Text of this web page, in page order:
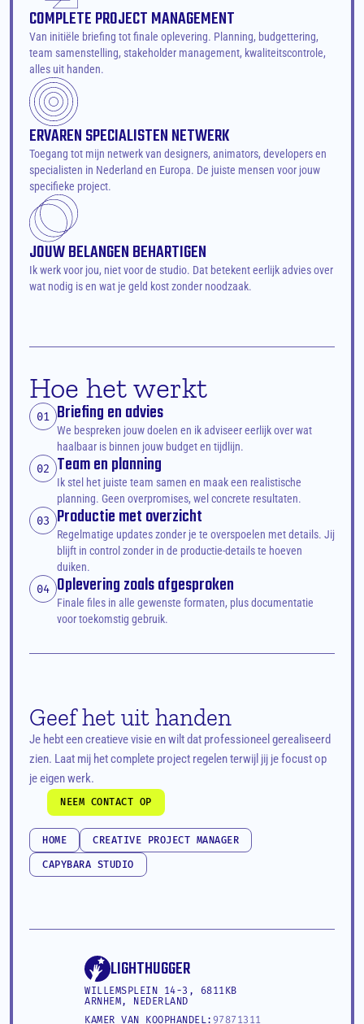
COMPLETE PROJECT MANAGEMENT
Van initiële briefing tot finale oplevering. Planning, budgettering,
team samenstelling, stakeholder management, kwaliteitscontrole,
alles uit handen.
ERVAREN SPECIALISTEN NETWERK
Toegang tot mijn netwerk van designers, animators, developers en
specialisten in Nederland en Europa. De juiste mensen voor jouw
specifieke project.
JOUW BELANGEN BEHARTIGEN
Ik werk voor jou, niet voor de studio. Dat betekent eerlijk advies over
wat nodig is en wat je geld kost zonder noodzaak.
Hoe het werkt
01 Briefing en advies
We bespreken jouw doelen en ik adviseer eerlijk over wat
haalbaar is binnen jouw budget en tijdlijn.
02 Team en planning
Ik stel het juiste team samen en maak een realistische
planning. Geen overpromises, wel concrete resultaten.
03 Productie met overzicht
Regelmatige updates zonder je te overspoelen met details. Jij
blijft in control zonder in de productie-details te hoeven
duiken.
04 Oplevering zoals afgesproken
Finale files in alle gewenste formaten, plus documentatie
voor toekomstig gebruik.
Geef het uit handen
Je hebt een creatieve visie en wilt dat professioneel gerealiseerd
zien. Laat mij het complete project regelen terwijl jij je focust op
je eigen werk.
NEEM CONTACT OP
HOME
HOME
CREATIVE PROJECT MANAGER
CREATIVE PROJECT MANAGER
CAPYBARA STUDIO
CAPYBARA STUDIO
LIGHTHUGGER
WILLEMSPLEIN 14-3, 6811KB
ARNHEM, NEDERLAND
KAMER VAN KOOPHANDEL: 97871311